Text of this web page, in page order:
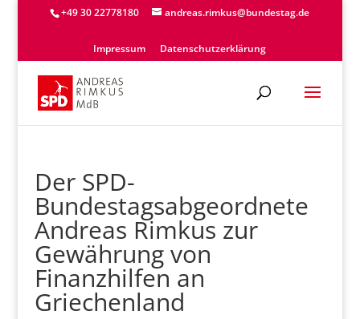
+49 30 22778180 andreas.rimkus@bundestag.de
Impressum Datenschutzerklärung
Der SPD-
Bundestagsabgeordnete
Andreas Rimkus zur
Gewährung von
Finanzhilfen an
Griechenland